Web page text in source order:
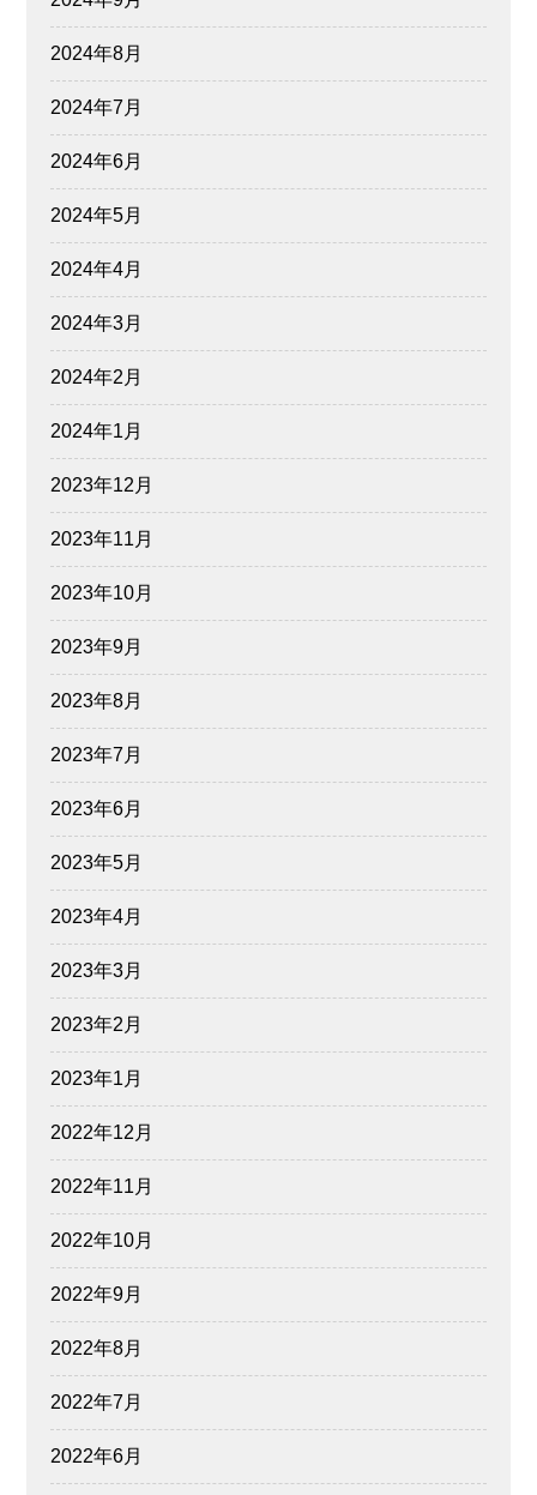
2024年8月
2024年7月
2024年6月
2024年5月
2024年4月
2024年3月
2024年2月
2024年1月
2023年12月
2023年11月
2023年10月
2023年9月
2023年8月
2023年7月
2023年6月
2023年5月
2023年4月
2023年3月
2023年2月
2023年1月
2022年12月
2022年11月
2022年10月
2022年9月
2022年8月
2022年7月
2022年6月